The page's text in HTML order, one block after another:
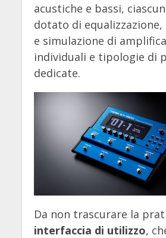
acustiche e bassi,
dotato di
e simulazione di
individuali e tipologie di
dedicate.
Da non trascurare la
interfaccia di utilizzo,